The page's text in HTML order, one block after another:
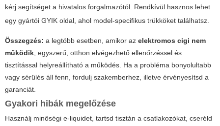
kérj segítséget a hivatalos forgalmazótól. Rendkívül hasznos lehet
egy gyártói GYIK oldal, ahol model-specifikus trükköket találhatsz.
Összegzés: a legtöbb esetben, amikor az elektromos cigi nem
működik, egyszerű, otthon elvégezhető ellenőrzéssel és
tisztítással helyreállítható a működés. Ha a probléma bonyolultabb
vagy sérülés áll fenn, fordulj szakemberhez, illetve érvényesítsd a
garanciát.
Gyakori hibák megelőzése
Használj minőségi e-liquidet, tartsd tisztán a csatlakozókat, cseréld